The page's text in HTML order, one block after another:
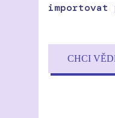
importovat
CHCI